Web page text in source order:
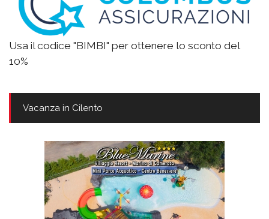
Usa il codice "BIMBI" per ottenere lo sconto del
10%
Vacanza in Cilento